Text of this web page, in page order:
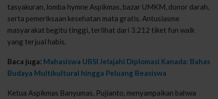
tasyakuran, lomba hymne Aspikmas, bazar UMKM, donor darah,
serta pemeriksaan kesehatan mata gratis. Antusiasme
masyarakat begitu tinggi, terlihat dari 3.212 tiket fun walk
yang terjual habis.
Baca juga: Mahasiswa UBSI Jelajahi Diplomasi Kanada: Bahas
Budaya Multikultural hingga Peluang Beasiswa
Ketua Aspikmas Banyumas, Pujianto, menyampaikan bahwa